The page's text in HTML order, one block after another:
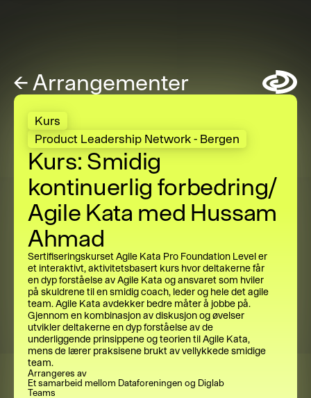
← Arrangementer Symbol
Kurs
Product Leadership Network - Bergen
Kurs: Smidig
kontinuerlig forbedring/
Agile Kata med Hussam
Ahmad
Sertifiseringskurset Agile Kata Pro Foundation Level er
et interaktivt, aktivitetsbasert kurs hvor deltakerne får
en dyp forståelse av Agile Kata og ansvaret som hviler
på skuldrene til en smidig coach, leder og hele det agile
team. Agile Kata avdekker bedre måter å jobbe på.
Gjennom en kombinasjon av diskusjon og øvelser
utvikler deltakerne en dyp forståelse av de
underliggende prinsippene og teorien til Agile Kata,
mens de lærer praksisene brukt av vellykkede smidige
team.
Arrangeres av
Et samarbeid mellom Dataforeningen og Diglab
Teams